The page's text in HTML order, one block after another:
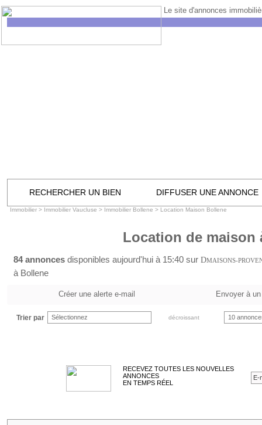
Le site d'annonces
RECHERCHER UN BIEN DIFFUSER UNE ANNONCE
Immobilier > Immobilier Vaucluse > Immobilier Bollene > Location Maison Bollene
Location de maison
84 annonces disponibles aujourd'hui à 15:40 sur DMAISONS-
à Bollene
Créer une alerte e-mail Envoyer à
Trier par Sélectionnez décroissant 10
RECEVEZ TOUTES LES NOUVELLES
ANNONCES
EN TEMPS RÉEL